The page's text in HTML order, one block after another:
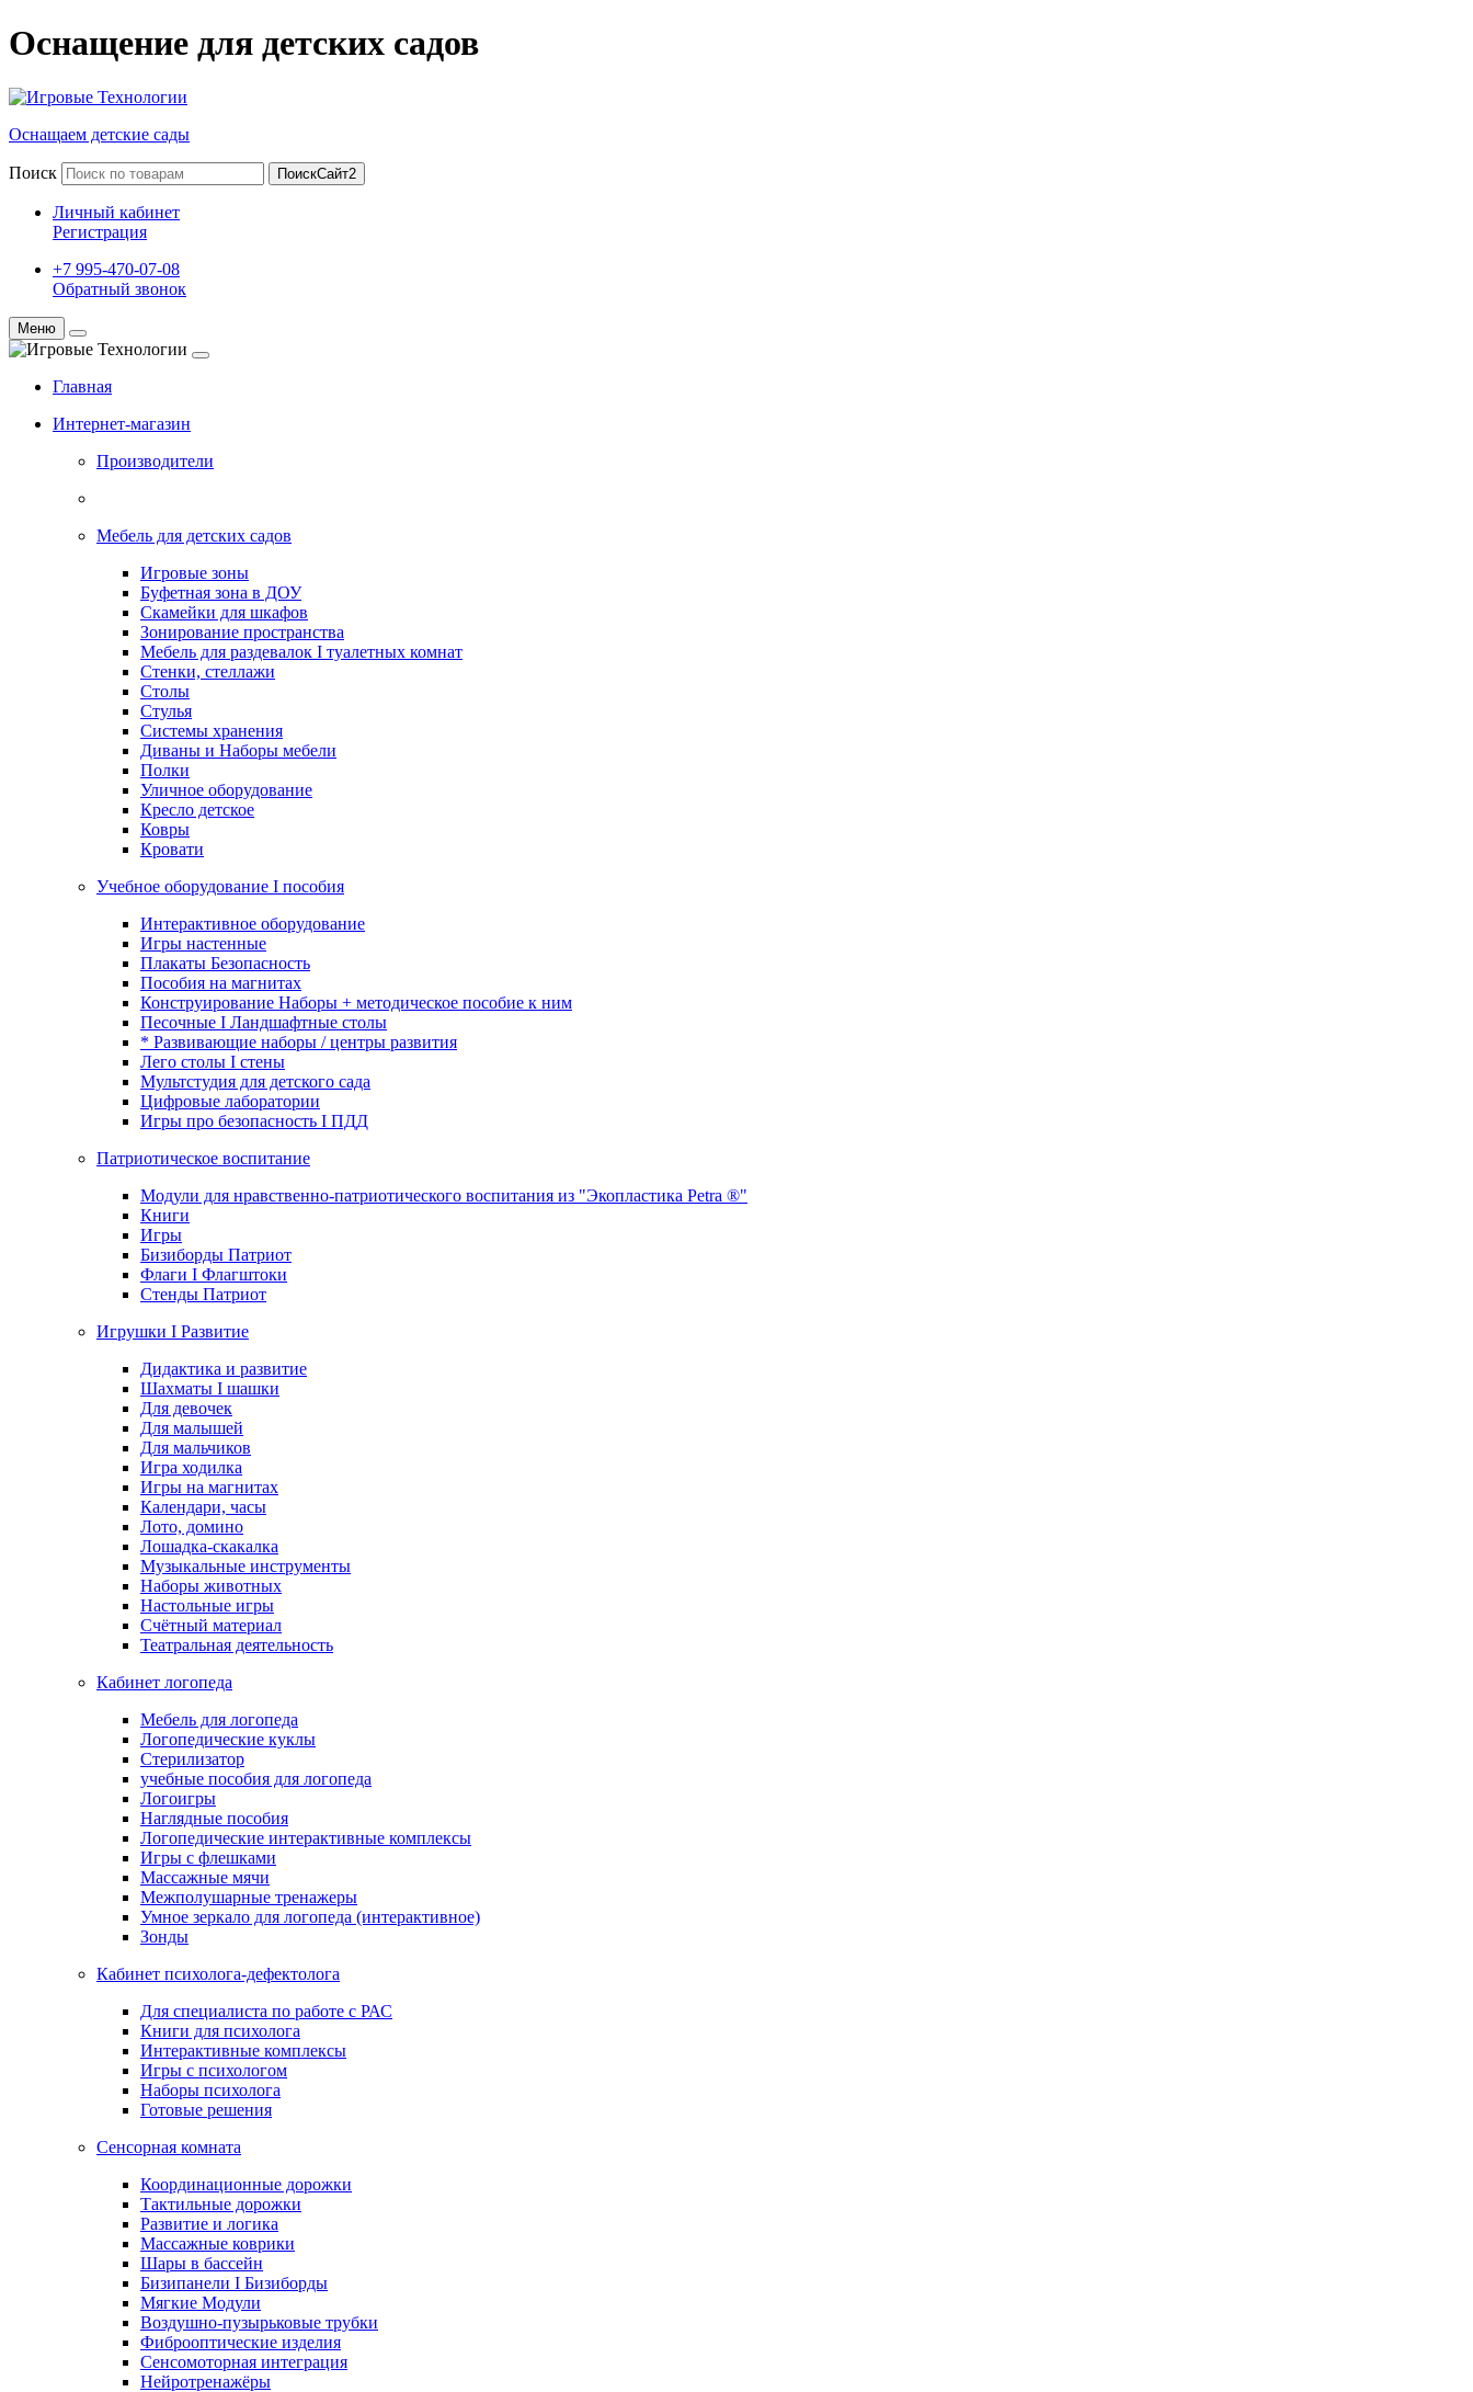
Оснащение для детских садов
Оснащаем детские сады
Поиск ПоискСайт2
Личный кабинет
Регистрация
+7 995-470-07-08
Обратный звонок
Меню
Главная
Интернет-магазин
Производители
Мебель для детских садов
Игровые зоны
Буфетная зона в ДОУ
Скамейки для шкафов
Зонирование пространства
Мебель для раздевалок I туалетных комнат
Стенки, стеллажи
Столы
Стулья
Системы хранения
Диваны и Наборы мебели
Полки
Уличное оборудование
Кресло детское
Ковры
Кровати
Учебное оборудование I пособия
Интерактивное оборудование
Игры настенные
Плакаты Безопасность
Пособия на магнитах
Конструирование Наборы + методическое пособие к ним
Песочные I Ландшафтные столы
* Развивающие наборы / центры развития
Лего столы I стены
Мультстудия для детского сада
Цифровые лаборатории
Игры про безопасность I ПДД
Патриотическое воспитание
Модули для нравственно-патриотического воспитания из "Экопластика Petra ®"
Книги
Игры
Бизиборды Патриот
Флаги I Флагштоки
Стенды Патриот
Игрушки I Развитие
Дидактика и развитие
Шахматы I шашки
Для девочек
Для малышей
Для мальчиков
Игра ходилка
Игры на магнитах
Календари, часы
Лото, домино
Лошадка-скакалка
Музыкальные инструменты
Наборы животных
Настольные игры
Счётный материал
Театральная деятельность
Кабинет логопеда
Мебель для логопеда
Логопедические куклы
Стерилизатор
учебные пособия для логопеда
Логоигры
Наглядные пособия
Логопедические интерактивные комплексы
Игры с флешками
Массажные мячи
Межполушарные тренажеры
Умное зеркало для логопеда (интерактивное)
Зонды
Кабинет психолога-дефектолога
Для специалиста по работе с РАС
Книги для психолога
Интерактивные комплексы
Игры с психологом
Наборы психолога
Готовые решения
Сенсорная комната
Координационные дорожки
Тактильные дорожки
Развитие и логика
Массажные коврики
Шары в бассейн
Бизипанели I Бизиборды
Мягкие Модули
Воздушно-пузырьковые трубки
Фиброоптические изделия
Сенсомоторная интеграция
Нейротренажёры